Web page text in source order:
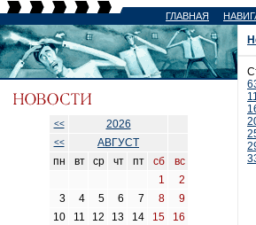
ГЛАВНАЯ
<< 2026
<<
АВГУСТ
пн
вт ср чт пт сб
вс
1
2
3
4 5 6 7 8
9
10
11 12 13 14 15
16